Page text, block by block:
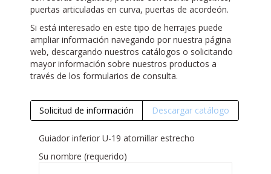
puertas articuladas en curva, puertas de acordeón.
Si está interesado en este tipo de herrajes puede
ampliar información navegando por nuestra página
web, descargando nuestros catálogos o solicitando
mayor información sobre nuestros productos a
través de los formularios de consulta.
Solicitud de información Descargar catálogo
Guiador inferior U-19 atornillar estrecho
Su nombre (requerido)